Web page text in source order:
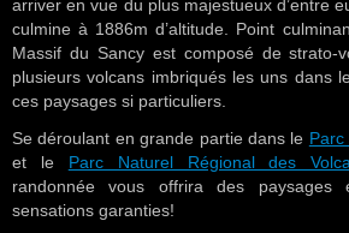
arriver en vue du plus majestueux d’entre
culmine à 1886m d’altitude. Point
Massif du Sancy est composé de strato-
plusieurs volcans imbriqués les uns dans
ces paysages si particuliers.
Se déroulant en grande partie dans le
et le Parc Naturel Régional des
randonnée vous offrira des paysages
sensations garanties!